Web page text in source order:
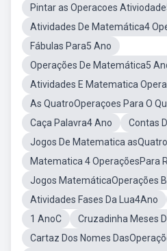
Pintar as Operacoes
Atividades De Matemática4
Fábulas Para5 Ano
Operações De Matemática5
Atividades E Matematica
As QuatroOperaçoes Para O
Caça Palavra4 Ano
Contas
Jogos De Matematica
Matematica 4 OperaçõesPara
Jogos MatemáticaOperações
Atividades Fases Da Lua4Ano
1 AnoC
Cruzadinha Meses
Cartaz Dos Nomes